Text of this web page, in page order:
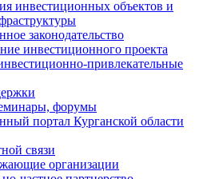
инвестиционных объектов и
законодательство
инвестиционного проекта
привлекательные
форумы
портал Курганской области
связи
организации